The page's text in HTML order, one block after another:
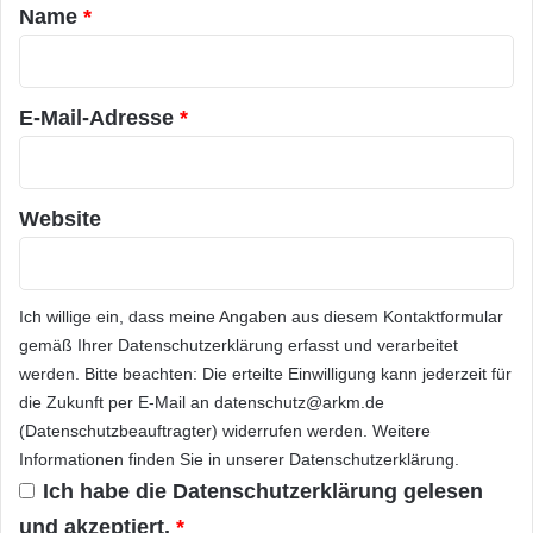
Das Programm Galileo ist Europas Projekt auf
soll ein ähnliches globales
aufgebaut werden. Angesichts der ständig
wachsenden Bedeutung von
Satellitennavigationsanwendungen sowohl für
Unternehmen als auch im privaten Bereich soll
mit Galileo die Unabhängigkeit Europas auf
diesem wichtigen Gebiet und dieVerfügbarkeit
a
r
*
Name *
E-Mail-Adresse *
Website
Ich willige ein, dass meine Angaben aus diesem Kontaktformular
gemäß Ihrer Datenschutzerklärung erfasst und verarbeitet
werden. Bitte beachten: Die erteilte Einwilligung kann jederzeit für
die Zukunft per E-Mail an datenschutz@arkm.de
(Datenschutzbeauftragter) widerrufen werden. Weitere
Informationen finden Sie in unserer Datenschutzerklärung
Ich habe die Datenschutzerklärung gelesen
und akzeptiert. *